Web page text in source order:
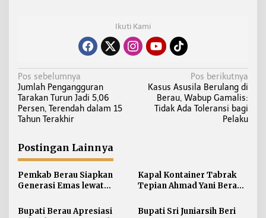
Ikuti Kami
N
a
v
i
a
s
i
p
o
Pos sebelumnya
Jumlah Pengangguran
Tarakan Turun Jadi 5,06
Persen, Terendah dalam 15
Tahun Terakhir
Pos berikutnya
Kasus Asusila Berulang di
Berau, Wabup Gamalis:
Tidak Ada Toleransi bagi
Pelaku
Postingan Lainnya
Pemkab Berau Siapkan
Generasi Emas lewat
Kapal Kontainer Tabrak
Tepian Ahmad Yani Berau
Buka Suara Soal Ganti Rugi
Bupati Berau Apresiasi
Bupati Sri Juniarsih Beri